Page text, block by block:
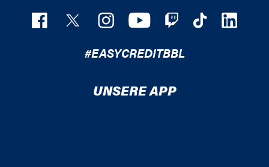
#EASYCREDITBBL
UNSERE APP